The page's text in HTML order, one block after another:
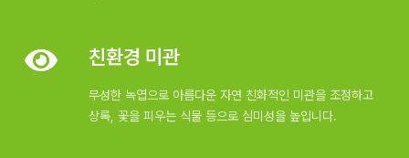
친환경 미관
무성한 녹엽으로 아름다운 자연 친화적인 미관을 조정하고
상록, 꽃을 피우는 식물 등으로 심미성을 높입니다.